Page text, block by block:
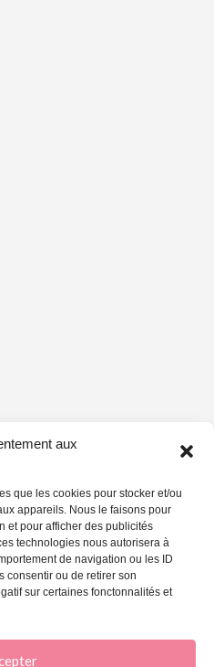
aux
que les cookies pour stocker et/ou
appareils. Nous le faisons pour
et pour afficher des publicités
technologies nous autorisera à
de navigation ou les ID
consentir ou de retirer son
sur certaines fonctonnalités et
web et SEO -